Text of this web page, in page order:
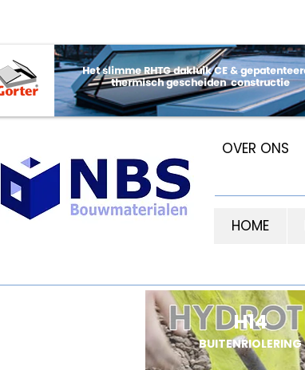
OVER ONS
HOME
H14
BUITENRIOLERING